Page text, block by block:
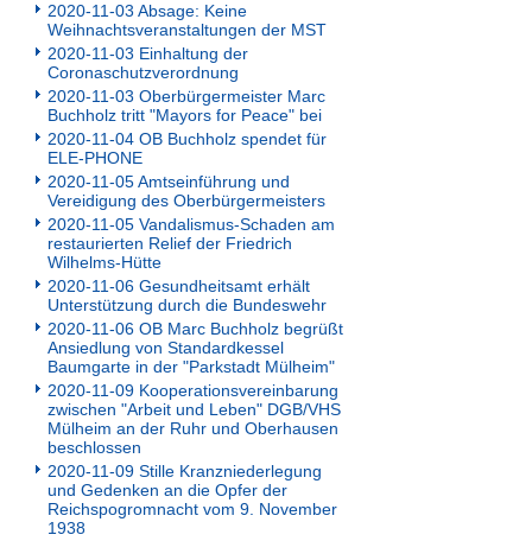
2020-11-03 Absage: Keine
Weihnachtsveranstaltungen der MST
2020-11-03 Einhaltung der
Coronaschutzverordnung
2020-11-03 Oberbürgermeister Marc
Buchholz tritt "Mayors for Peace" bei
2020-11-04 OB Buchholz spendet für
ELE-PHONE
2020-11-05 Amtseinführung und
Vereidigung des Oberbürgermeisters
2020-11-05 Vandalismus-Schaden am
restaurierten Relief der Friedrich
Wilhelms-Hütte
2020-11-06 Gesundheitsamt erhält
Unterstützung durch die Bundeswehr
2020-11-06 OB Marc Buchholz begrüßt
Ansiedlung von Standardkessel
Baumgarte in der "Parkstadt Mülheim"
2020-11-09 Kooperationsvereinbarung
zwischen "Arbeit und Leben" DGB/VHS
Mülheim an der Ruhr und Oberhausen
beschlossen
2020-11-09 Stille Kranzniederlegung
und Gedenken an die Opfer der
Reichspogromnacht vom 9. November
1938